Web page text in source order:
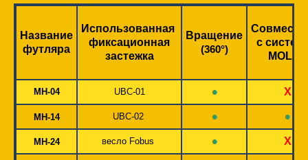
Название
футляра
Использованная
фиксационная
застежка
Вращение
(360°)
с
MOLLE
MH-04 UBC-01 • X
MH-14 UBC-02 • •
MH-24 весло Fobus • X